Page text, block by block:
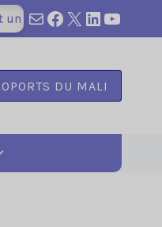
Public à
Facebook
X LinkedIn
DU MALI